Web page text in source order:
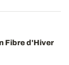
Fibre d'Hiver